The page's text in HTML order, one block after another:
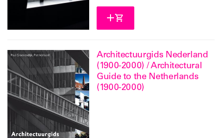
Architectuurgids Nederland
(1900-2000) / Architectural
Guide to the Netherlands
(1900-2000)